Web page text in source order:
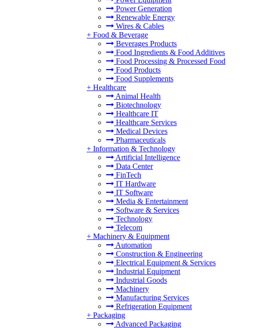
Power Generation
Renewable Energy
Wires & Cables
+ Food & Beverage
Beverages Products
Food Ingredients & Food Additives
Food Processing & Processed Food
Food Products
Food Supplements
+ Healthcare
Animal Health
Biotechnology
Healthcare IT
Healthcare Services
Medical Devices
Pharmaceuticals
+ Information & Technology
Artificial Intelligence
Data Center
FinTech
IT Hardware
IT Software
Media & Entertainment
Software & Services
Technology
Telecom
+ Machinery & Equipment
Automation
Construction & Engineering
Electrical Equipment & Services
Industrial Equipment
Industrial Goods
Machinery
Manufacturing Services
Refrigeration Equipment
+ Packaging
Advanced Packaging